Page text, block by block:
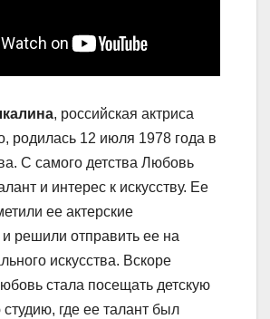
, российская актриса
родилась 12 июля 1978 года в
С самого детства Любовь
и интерес к искусству. Ее
ее актерские
и решили отправить ее на
искусства. Вскоре
стала посещать детскую
где ее талант был